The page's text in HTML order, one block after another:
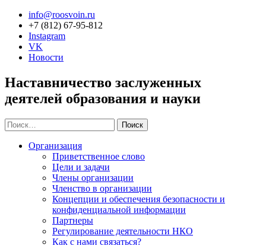
info@roosvoin.ru
+7 (812) 67-95-812
Instagram
VK
Новости
Наставничество заслуженных
деятелей образования и науки
Найти:
Организация
Приветственное слово
Цели и задачи
Члены организации
Членство в организации
Концепции и обеспечения безопасности и
конфиденциальной информации
Партнеры
Регулирование деятельности НКО
Как с нами связаться?